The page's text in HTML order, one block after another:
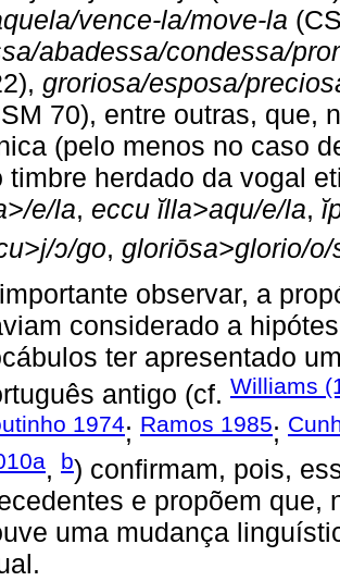
vence-la/move-la
abadessa/condessa/
groriosa/esposa/
70), entre outras, que,
(pelo menos no caso
timbre herdado da vogal
e/la, eccu ĭlla>aqu/e/la,
ɔ/go, gloriōsa>glorio/o/
observar, a
considerado a
ter apresentado
antigo (cf. Williams
1974; Ramos 1985;
, b) confirmam, pois,
e propõem que,
uma mudança